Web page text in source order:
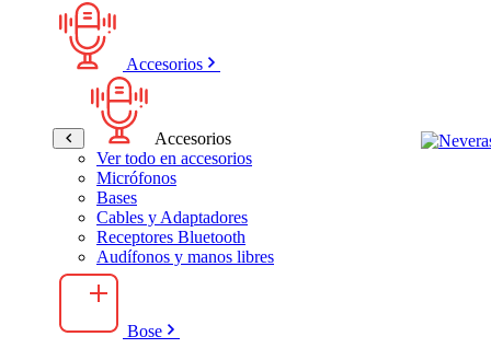
Accesorios
Accesorios
Ver todo en accesorios
Micrófonos
Bases
Cables y Adaptadores
Receptores Bluetooth
Audífonos y manos libres
Bose